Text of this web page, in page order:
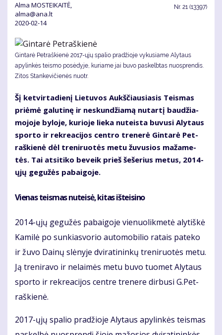
Alma MOSTEIKAITĖ,
alma@ana.lt
2020-02-14
Nr. 21 (13397)
Gintarė Petraškienė 2017-ųjų spalio pradžioje vykusiame Alytaus
apylinkės teismo posėdyje, kuriame jai buvo paskelbtas nuosprendis.
Zitos Stankevičienės nuotr.
Šį ket­vir­ta­die­nį Lie­tu­vos Aukš­čiau­sia­sis Teis­mas
pri­ėmė ga­lu­ti­nę ir ne­skun­džia­mą nu­tar­tį bau­džia­
mo­jo­je by­lo­je, ku­rio­je lie­ka nu­teis­ta bu­vu­si Aly­taus
spor­to ir rek­re­a­ci­jos cen­tro tre­ne­rė Gin­ta­rė Pet­
raš­kie­nė dėl tre­ni­ruo­tės me­tu žu­vu­sios ma­ža­me­
tės. Tai at­si­ti­ko be­veik prieš še­še­rius me­tus, 2014-
ųjų ge­gu­žės pa­bai­go­je.
Vie­nas teis­mas nu­tei­sė, ki­tas iš­tei­si­no
2014-ųjų ge­gu­žės pa­bai­go­je vie­nuo­lik­me­tė aly­tiš­kė
Ka­mi­lė po sun­kias­vo­rio au­to­mo­bi­lio ra­tais pa­te­ko
ir žu­vo Dai­nų slė­ny­je dvi­ra­ti­nin­kų tre­ni­ruo­tės me­tu.
Ją tre­ni­ra­vo ir ne­lai­mės me­tu bu­vo tuo­met Aly­taus
spor­to ir rek­re­a­ci­jos cen­tre tre­ne­re dir­bu­si G.Pet­
raš­kie­nė.
2017-ųjų spa­lio pra­džio­je Aly­taus apy­lin­kės teis­mas